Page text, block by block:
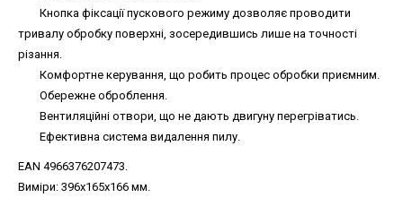
Кнопка фіксації пускового режиму дозволяє проводити
тривалу обробку поверхні, зосередившись лише на точності
різання.
Комфортне керування, що робить процес обробки приємним.
Обережне оброблення.
Вентиляційні отвори, що не дають двигуну перегріватись.
Ефективна система видалення пилу.
EAN 4966376207473.
Виміри: 396х165х166 мм.